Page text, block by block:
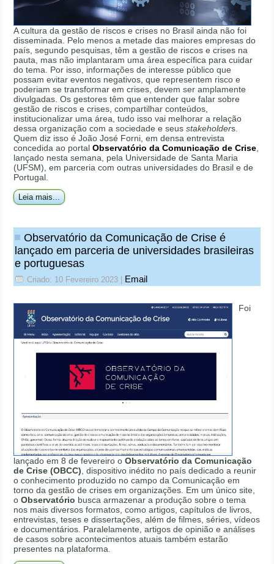
A cultura da gestão de riscos e crises no Brasil ainda não foi
disseminada. Pelo menos a metade das maiores empresas do
país, segundo pesquisas, têm a gestão de riscos e crises na
pauta, mas não implantaram uma área específica para cuidar
do tema. Por isso, informações de interesse público que
possam evitar eventos negativos, que representem risco e
poderiam se transformar em crises, devem ser amplamente
divulgadas. Os gestores têm que entender que falar sobre
gestão de riscos e crises, compartilhar conteúdos,
institucionalizar uma área, tudo isso vai melhorar a relação
dessa organização com a sociedade e seusstakeholders.
Quem diz isso é João José Forni, em densa entrevista
concedida ao portalObservatório da Comunicação de Crise
lançado nesta semana, pela Universidade de Santa Maria
(UFSM), em parceria com outras universidades do Brasil e de
Portugal.
Leia mais...
Observatório da Comunicação de Crise é
lançado em parceria de universidades brasileiras
e portuguesas
Criado: 10 Fevereiro 2023 Email
Foi
lançado em 8 de fevereiro oObservatório da Comunicação
de Crise (OBCC), dispositivo inédito no país dedicado a reunir
o conhecimento produzido no campo da Comunicação em
torno da gestão de crises em organizações. Em um único site,
oObservatório busca armazenar a produção sobre o tema
nos mais diversos formatos, como artigos, capítulos de livros,
entrevistas, teses e dissertações, além de filmes, séries, vídeos
e documentários. Paralelamente, artigos de opinião e análises
de casos sobre acontecimentos atuais também estarão
presentes na plataforma.